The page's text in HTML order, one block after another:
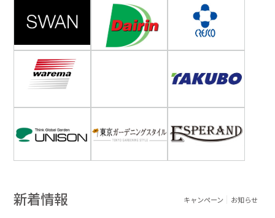
新着情報 キャンペーン お知らせ